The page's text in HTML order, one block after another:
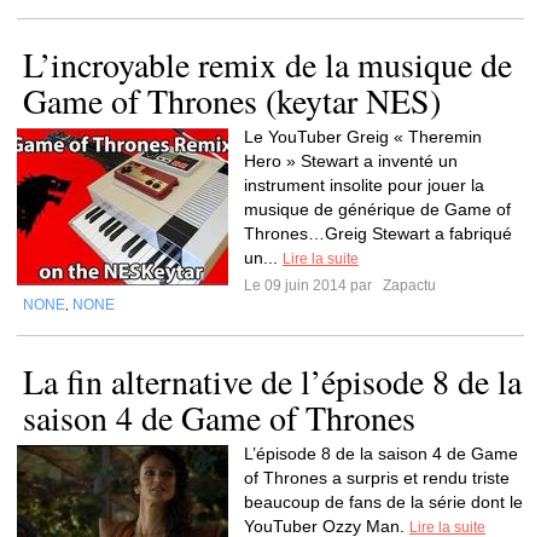
L’incroyable remix de la musique de
Game of Thrones (keytar NES)
Le YouTuber Greig « Theremin
Hero » Stewart a inventé un
instrument insolite pour jouer la
musique de générique de Game of
Thrones…Greig Stewart a fabriqué
un...
Lire la suite
Le 09 juin 2014 par
Zapactu
NONE NONE
La fin alternative de l’épisode 8 de la
saison 4 de Game of Thrones
L’épisode 8 de la saison 4 de Game
of Thrones a surpris et rendu triste
beaucoup de fans de la série dont le
YouTuber Ozzy Man.
Lire la suite